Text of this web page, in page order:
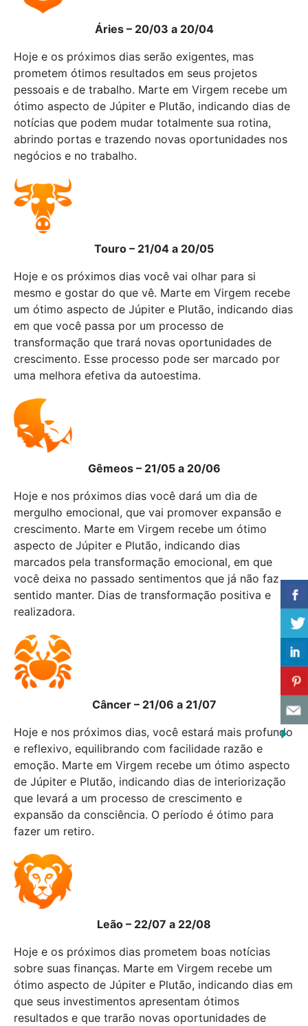
Áries – 20/03 a 20/04
Hoje e os próximos dias serão exigentes, mas
prometem ótimos resultados em seus projetos
pessoais e de trabalho. Marte em Virgem recebe um
ótimo aspecto de Júpiter e Plutão, indicando dias de
notícias que podem mudar totalmente sua rotina,
abrindo portas e trazendo novas oportunidades nos
negócios e no trabalho.
Touro – 21/04 a 20/05
Hoje e os próximos dias você vai olhar para si
mesmo e gostar do que vê. Marte em Virgem recebe
um ótimo aspecto de Júpiter e Plutão, indicando dias
em que você passa por um processo de
transformação que trará novas oportunidades de
crescimento. Esse processo pode ser marcado por
uma melhora efetiva da autoestima.
Gêmeos – 21/05 a 20/06
Hoje e nos próximos dias você dará um dia de
mergulho emocional, que vai promover expansão e
crescimento. Marte em Virgem recebe um ótimo
aspecto de Júpiter e Plutão, indicando dias
marcados pela transformação emocional, em que
você deixa no passado sentimentos que já não faz
sentido manter. Dias de transformação positiva e
realizadora.
Câncer – 21/06 a 21/07
Hoje e nos próximos dias, você estará mais profundo
e reflexivo, equilibrando com facilidade razão e
emoção. Marte em Virgem recebe um ótimo aspecto
de Júpiter e Plutão, indicando dias de interiorização
que levará a um processo de crescimento e
expansão da consciência. O período é ótimo para
fazer um retiro.
Leão – 22/07 a 22/08
Hoje e os próximos dias prometem boas notícias
sobre suas finanças. Marte em Virgem recebe um
ótimo aspecto de Júpiter e Plutão, indicando dias em
que seus investimentos apresentam ótimos
resultados e que trarão novas oportunidades de